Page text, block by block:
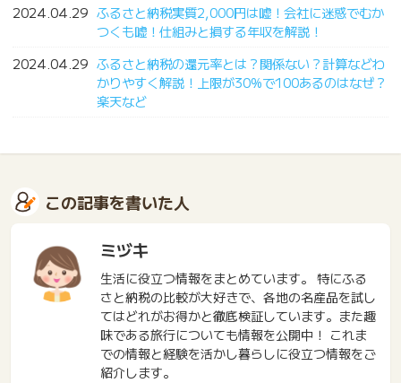
2024.04.29 ふるさと納税実質2,000円は嘘！会社に迷惑でむか
つくも嘘！仕組みと損する年収を解説！
2024.04.29 ふるさと納税の還元率とは？関係ない？計算などわ
かりやすく解説！上限が30%で100あるのはなぜ？
楽天など
この記事を書いた人
ミヅキ
生活に役立つ情報をまとめています。 特にふる
さと納税の比較が大好きで、各地の名産品を試し
てはどれがお得かと徹底検証しています。また趣
味である旅行についても情報を公開中！ これま
での情報と経験を活かし暮らしに役立つ情報をご
紹介します。